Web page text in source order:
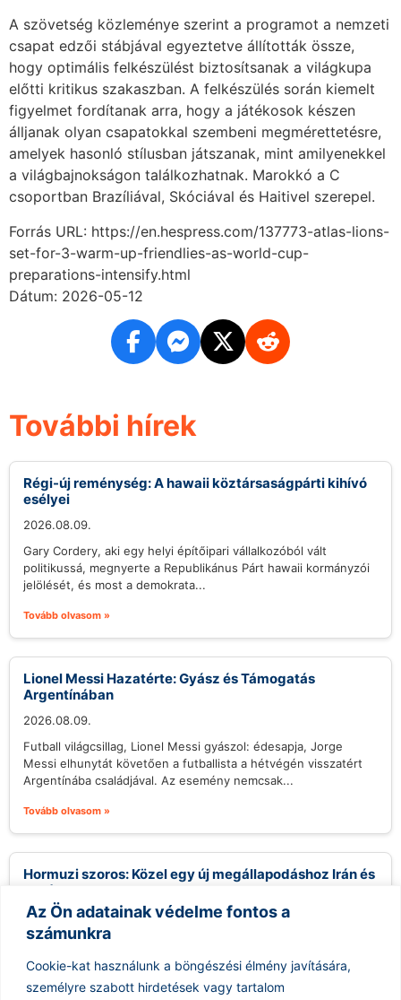
Az Ön adatainak védelme fontos a
számunkra
Cookie-kat használunk a böngészési élmény javítására,
személyre szabott hirdetések vagy tartalom
A szövetség közleménye szerint a programot a nemzeti
csapat edzői stábjával egyeztetve állították össze,
hogy optimális felkészülést biztosítsanak a világkupa
előtti kritikus szakaszban. A felkészülés során kiemelt
figyelmet fordítanak arra, hogy a játékosok készen
álljanak olyan csapatokkal szembeni megmérettetésre,
amelyek hasonló stílusban játszanak, mint amilyenekkel
a világbajnokságon találkozhatnak. Marokkó a C
csoportban Brazíliával, Skóciával és Haitivel szerepel.
Forrás URL: https://en.hespress.com/137773-atlas-lions-
set-for-3-warm-up-friendlies-as-world-cup-
preparations-intensify.html
Dátum: 2026-05-12
További hírek
Régi-új reménység: A hawaii köztársaságpárti kihívó
esélyei
2026.08.09.
Gary Cordery, aki egy helyi építőipari vállalkozóból vált
politikussá, megnyerte a Republikánus Párt hawaii kormányzói
jelölését, és most a demokrata...
Tovább olvasom »
Lionel Messi Hazatérte: Gyász és Támogatás
Argentínában
2026.08.09.
Futball világcsillag, Lionel Messi gyászol: édesapja, Jorge
Messi elhunytát követően a futballista a hétvégén visszatért
Argentínába családjával. Az esemény nemcsak...
Tovább olvasom »
Hormuzi szoros: Közel egy új megállapodáshoz Irán és
Omán
2026.08.09.
Irán közel áll egy új megállapodás aláírásához Ománnal, amely
egy új tengeri tranzitútvonalat hozna létre a Hormuzi-
szorosban. Abbas Araghchi iráni...